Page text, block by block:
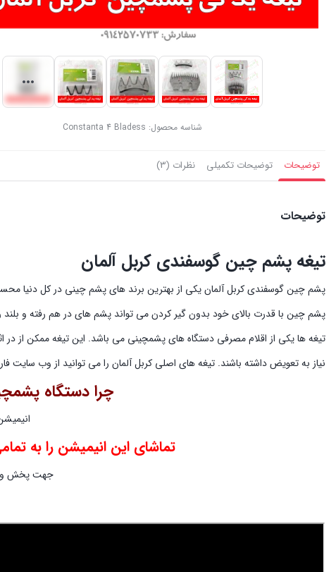
شناسه محصول: Constanta 4 Bladess
توضیحات توضیحات تکمیلی نظرات (3)
توضیحات
تیغه پشم چین گوسفندی کربل آلمان
پشم چین با قدرت بالای خود بدون گیر کردن می تواند پشم های در هم رفته و بلند
تیغه ها یکی از اقلام مصرفی دستگاه های پشمچینی می باشد. این تیغه ممکن از در
نیاز به تعویض داشته باشند. تیغه های اصلی کربل آلمان را می توانید از وب سایت
چرا دستگاه
تماشای این انیمیشن را به
جهت پخش